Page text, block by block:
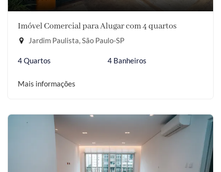
Imóvel Comercial para Alugar com 4 quartos
Jardim Paulista, São Paulo-SP
4 Quartos 4 Banheiros
Mais informações